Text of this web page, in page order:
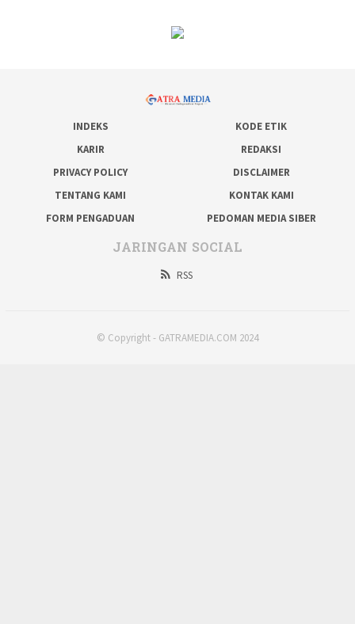
INDEKS
KODE ETIK
KARIR
REDAKSI
PRIVACY POLICY
DISCLAIMER
TENTANG KAMI
KONTAK KAMI
FORM PENGADUAN
PEDOMAN MEDIA SIBER
JARINGAN SOCIAL
RSS
© Copyright - GATRAMEDIA.COM 2024